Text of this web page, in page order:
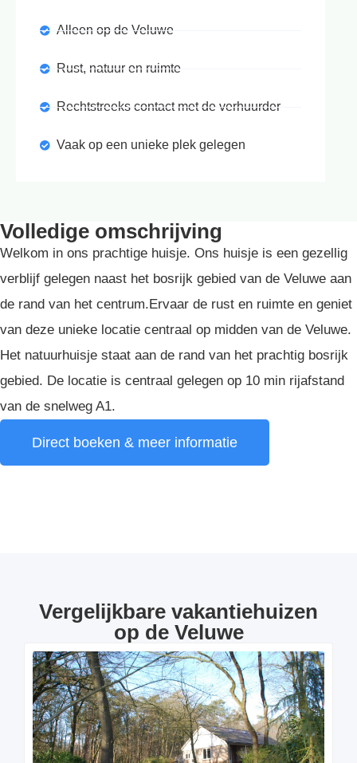
Alleen op de Veluwe
Rust, natuur en ruimte
Rechtstreeks contact met de verhuurder
Vaak op een unieke plek gelegen
Volledige omschrijving
Welkom in ons prachtige huisje. Ons huisje is een gezellig
verblijf gelegen naast het bosrijk gebied van de Veluwe aan
de rand van het centrum.Ervaar de rust en ruimte en geniet
van deze unieke locatie centraal op midden van de Veluwe.
Het natuurhuisje staat aan de rand van het prachtig bosrijk
gebied. De locatie is centraal gelegen op 10 min rijafstand
van de snelweg A1.
Direct boeken & meer informatie
Vergelijkbare vakantiehuizen
op de Veluwe